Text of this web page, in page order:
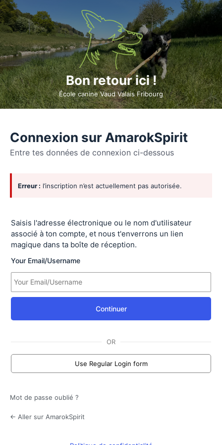
Connexion sur AmarokSpirit
Entre tes données de connexion ci-dessous
Se
connecter
Erreur : l’inscription n’est actuellement pas autorisée.
Saisis l'adresse électronique ou le nom d'utilisateur
associé à ton compte, et nous t'enverrons un lien
magique dans ta boîte de réception.
Your Email/Username
Continuer
OR
Use Regular Login form
Mot de passe oublié ?
← Aller sur AmarokSpirit
Bon retour ici !
École canine Vaud Valais Fribourg